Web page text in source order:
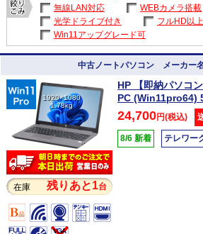
無線LAN対応
WEBカメラ搭載
光学ドライブ付き
フルHD以上
Win11アップグレード可
中古ノートパソコン メーカー
1920×1080
1.78kg
在庫 残りあと1台
HP 【即納パソコ
PC
24,700円(税込)
8/6 新着 テレワー